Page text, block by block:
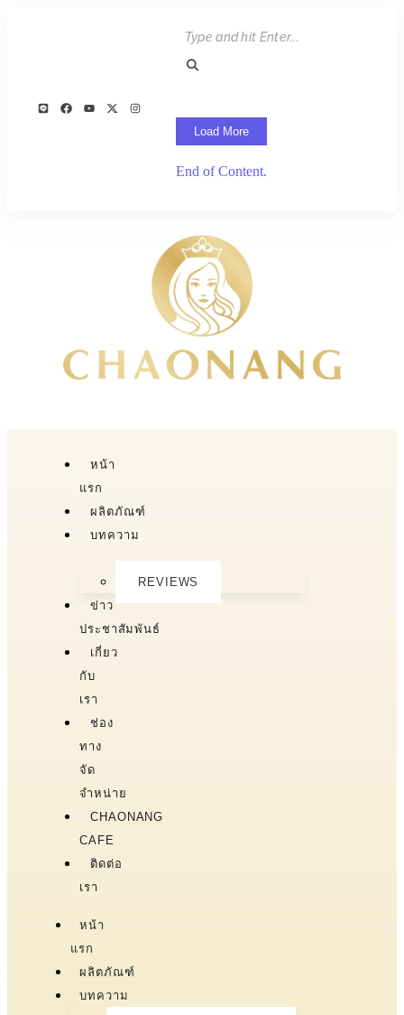
Load More
End of Content.
หน้า
แรก
ผลิตภัณฑ์
บทความ
REVIEWS
ข่าว
ประชาสัมพันธ์
เกี่ยว
กับ
เรา
ช่อง
ทาง
จัด
จำหน่าย
CHAONANG
CAFE
ติดต่อ
เรา
หน้า
แรก
ผลิตภัณฑ์
บทความ